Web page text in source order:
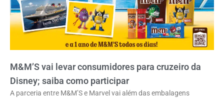
M&M’S vai levar consumidores para cruzeiro da
Disney; saiba como participar
A parceria entre M&M’S e Marvel vai além das embalagens